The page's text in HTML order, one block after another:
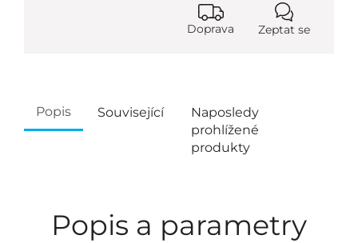
Doprava Zeptat se
Popis Související
Naposledy
prohlížené
produkty
Popis a parametry